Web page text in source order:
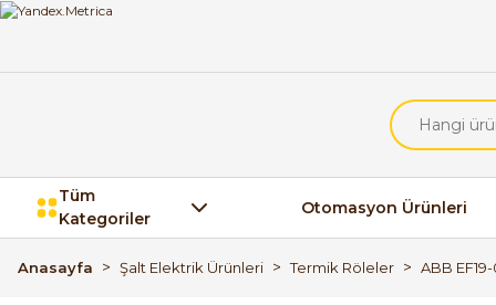
Tüm
Kategoriler
Otomasyon Ürünleri
Anasayfa Şalt Elektrik Ürünleri Termik Röleler ABB EF19-